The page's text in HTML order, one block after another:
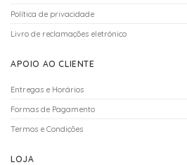
Política de privacidade
Livro de reclamações eletrónico
APOIO AO CLIENTE
Entregas e Horários
Formas de Pagamento
Termos e Condições
LOJA